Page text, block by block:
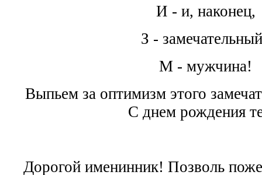
И - и, наконец,
З -
М - мужчина!
Выпьем за оптимизм этого
С днем рождения
Дорогой именинник! Позволь